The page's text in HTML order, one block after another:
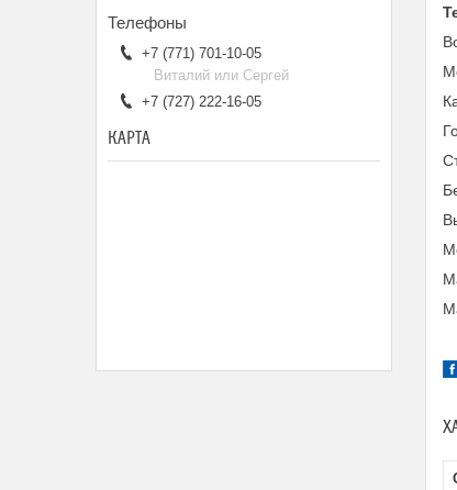
+7 (771) 701-10-05
Виталий или Сергей
+7 (727) 222-16-05
КАРТА